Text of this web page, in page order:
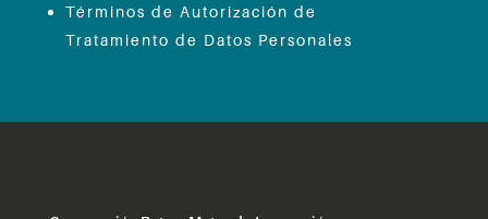
Términos de Autorización de
Tratamiento de Datos Personales